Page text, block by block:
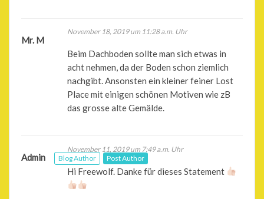
Mr. M
November 18, 2019 um 11:28 a.m. Uhr
Beim Dachboden sollte man sich etwas in
acht nehmen, da der Boden schon ziemlich
nachgibt. Ansonsten ein kleiner feiner Lost
Place mit einigen schönen Motiven wie zB
das grosse alte Gemälde.
Blog Author Post Author
Admin
November 11, 2019 um 7:49 a.m. Uhr
Hi Freewolf. Danke für dieses Statement